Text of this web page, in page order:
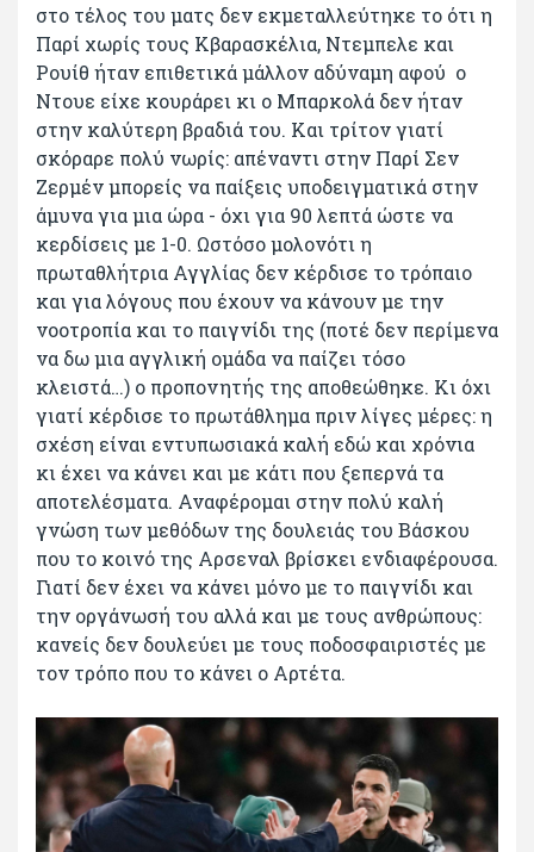
στο τέλος του ματς δεν εκμεταλλεύτηκε το ότι η
Παρί χωρίς τους Κβαρασκέλια, Ντεμπελε και
Ρουίθ ήταν επιθετικά μάλλον αδύναμη αφού ο
Ντουε είχε κουράρει κι ο Μπαρκολά δεν ήταν
στην καλύτερη βραδιά του. Και τρίτον γιατί
σκόραρε πολύ νωρίς: απέναντι στην Παρί Σεν
Ζερμέν μπορείς να παίξεις υποδειγματικά στην
άμυνα για μια ώρα - όχι για 90 λεπτά ώστε να
κερδίσεις με 1-0. Ωστόσο μολονότι η
πρωταθλήτρια Αγγλίας δεν κέρδισε το τρόπαιο
και για λόγους που έχουν να κάνουν με την
νοοτροπία και το παιγνίδι της (ποτέ δεν περίμενα
να δω μια αγγλική ομάδα να παίζει τόσο
κλειστά…) ο προπονητής της αποθεώθηκε. Κι όχι
γιατί κέρδισε το πρωτάθλημα πριν λίγες μέρες: η
σχέση είναι εντυπωσιακά καλή εδώ και χρόνια
κι έχει να κάνει και με κάτι που ξεπερνά τα
αποτελέσματα. Αναφέρομαι στην πολύ καλή
γνώση των μεθόδων της δουλειάς του Βάσκου
που το κοινό της Αρσεναλ βρίσκει ενδιαφέρουσα.
Γιατί δεν έχει να κάνει μόνο με το παιγνίδι και
την οργάνωσή του αλλά και με τους ανθρώπους:
κανείς δεν δουλεύει με τους ποδοσφαιριστές με
τον τρόπο που το κάνει ο Αρτέτα.